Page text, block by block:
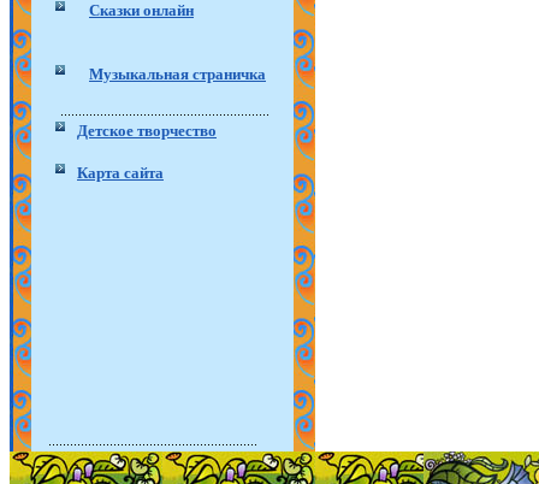
Сказки онлайн
Музыкальная страничка
Детское творчество
Карта сайта